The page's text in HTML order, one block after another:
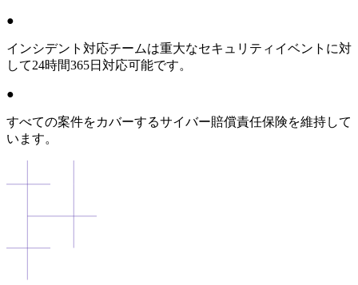
●
インシデント対応チームは重大なセキュリティイベントに対
して24時間365日対応可能です。
●
すべての案件をカバーするサイバー賠償責任保険を維持して
います。